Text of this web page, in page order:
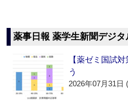
薬事日報 薬学生新聞デジタ
【薬ゼミ国試
う
2026年07月31日